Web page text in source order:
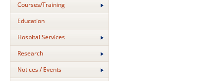
Courses/Training
Education
Hospital Services
Research
Notices / Events